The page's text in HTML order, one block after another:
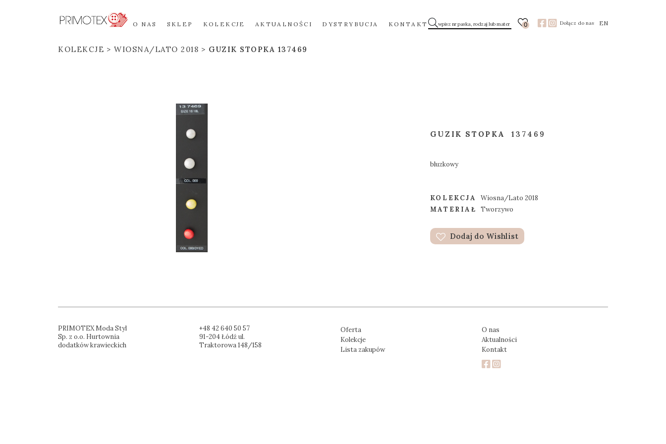
O NAS SKLEP KOLEKCJE AKTUALNOŚCI DYSTRYBUCJA KONTAKT 0 Dołącz do nas EN
KOLEKCJE WIOSNA/LATO 2018 GUZIK STOPKA 137469
GUZIK STOPKA 137469
bluzkowy
KOLEKCJA
Wiosna/Lato 2018
MATERIAŁ
Tworzywo
Dodaj do Wishlist
PRIMOTEX Moda Styl
Sp. z o.o. Hurtownia
dodatków krawieckich
+48 42 640 50 57
91-204 Łódź ul.
Traktorowa 148/158
Oferta
Kolekcje
Lista zakupów
O nas
Aktualności
Kontakt